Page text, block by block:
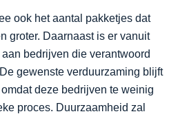
ook het aantal pakketjes dat
groter. Daarnaast is er vanuit
bedrijven die verantwoord
gewenste verduurzaming blijft
deze bedrijven te weinig
proces. Duurzaamheid zal